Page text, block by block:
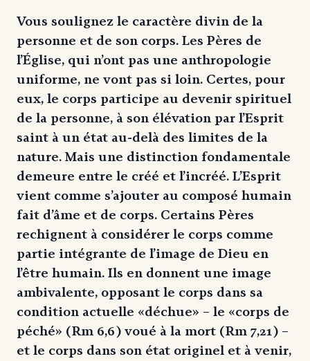
Vous soulignez le caractère divin de la
personne et de son corps. Les Pères de
l’Église, qui n’ont pas une anthropologie
uniforme, ne vont pas si loin. Certes, pour
eux, le corps participe au devenir spirituel
de la personne, à son élévation par l’Esprit
saint à un état au-delà des limites de la
nature. Mais une distinction fondamentale
demeure entre le créé et l’incréé. L’Esprit
vient comme s’ajouter au composé humain
fait d’âme et de corps. Certains Pères
rechignent à considérer le corps comme
partie intégrante de l’image de Dieu en
l’être humain. Ils en donnent une image
ambivalente, opposant le corps dans sa
condition actuelle «déchue» – le «corps de
péché» (Rm 6,6) voué à la mort (Rm 7,21) –
et le corps dans son état originel et à venir,